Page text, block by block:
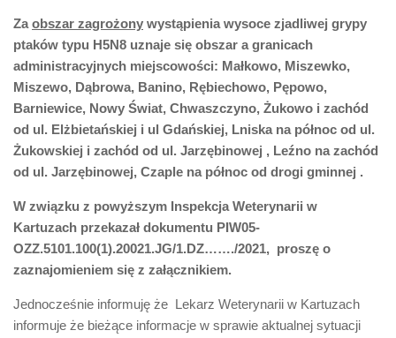
Za obszar zagrożony wystąpienia wysoce zjadliwej grypy
ptaków typu H5N8 uznaje się obszar a granicach
administracyjnych miejscowości: Małkowo, Miszewko,
Miszewo, Dąbrowa, Banino, Rębiechowo, Pępowo,
Barniewice, Nowy Świat, Chwaszczyno, Żukowo i zachód
od ul. Elżbietańskiej i ul Gdańskiej, Lniska na północ od ul.
Żukowskiej i zachód od ul. Jarzębinowej , Leźno na zachód
od ul. Jarzębinowej, Czaple na północ od drogi gminnej .
W związku z powyższym Inspekcja Weterynarii w
Kartuzach przekazał dokumentu PIW05-
OZZ.5101.100(1).20021.JG/1.DZ……./2021, proszę o
zaznajomieniem się z załącznikiem.
Jednocześnie informuję że Lekarz Weterynarii w Kartuzach
informuje że bieżące informacje w sprawie aktualnej sytuacji